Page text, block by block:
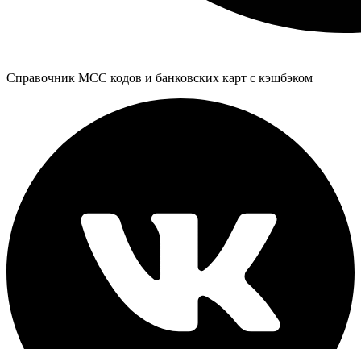
Справочник MCC кодов и банковских карт с кэшбэком